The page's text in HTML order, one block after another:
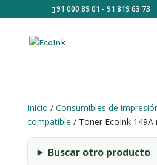
91 000 89 01 - 91 819 63 73
Inicio / Consumibles de
compatible / Toner EcoInk 149A
Buscar otro producto